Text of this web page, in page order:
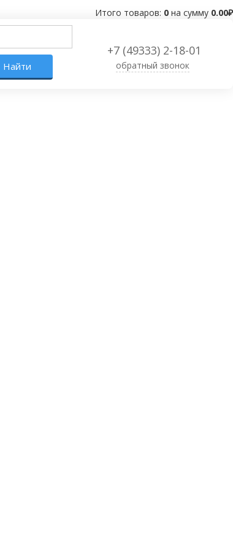
Итого товаров: 0 на сумму 0.00₽
+7 (49333) 2-18-01
обратный звонок